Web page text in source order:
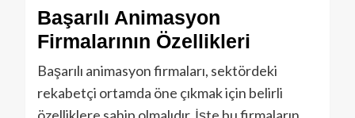
Başarılı Animasyon
Firmalarının Özellikleri
Başarılı animasyon firmaları, sektördeki
rekabetçi ortamda öne çıkmak için belirli